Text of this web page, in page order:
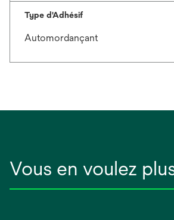
Type d'Adhésif
Automordançant
Vous en voulez